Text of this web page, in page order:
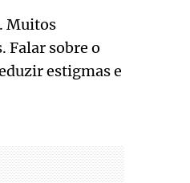
Muitos
Falar sobre o
estigmas e